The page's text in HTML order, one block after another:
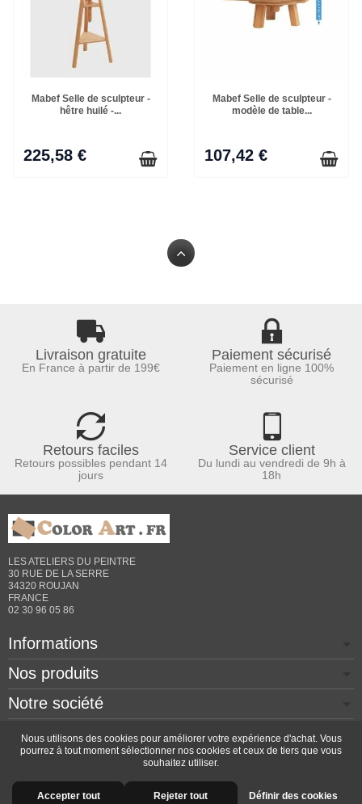
Mabef Selle de sculpteur -
hêtre huilé -...
225,58 €
Mabef Selle de sculpteur -
modèle de table...
107,42 €
Livraison gratuite
En France à partir de 199€
Paiement sécurisé
Paiement en ligne 100%
sécurisé
Retours faciles
Retours possibles pendant 14
jours
Service client
Du lundi au vendredi de 9h à
18h
LES ATELIERS DU PEINTRE
30 RUE DE LA SERRE
34320 ROUJAN
FRANCE
02 30 96 05 86
Informations
Nos produits
Notre société
Contactez-nous
Copyright © 2026 - Design by Prestacrea
- Ecommerce
Nous utilisons des cookies pour améliorer votre expérience d'achat. Vous
pourrez à tout moment sélectionner nos cookies et ceux de tiers que vous
souhaitez utiliser.
Accepter tout Rejeter tout Définir des cookies